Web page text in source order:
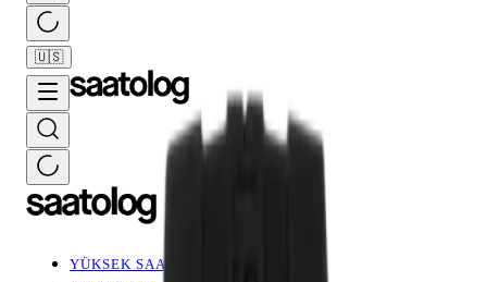
🇺🇸
YÜKSEK SAATÇİLİK